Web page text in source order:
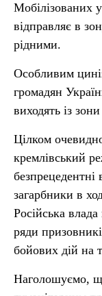
Мобілізованих
відправляє в
рідними.
Особливим
громадян
виходять із
Цілком
кремлівський
безпрецедентні
загарбники в
Російська
ряди
бойових дій на
Наголошуємо,